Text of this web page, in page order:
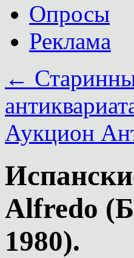
Опросы
Реклама
←
Аукцион
Alfredo
1980).